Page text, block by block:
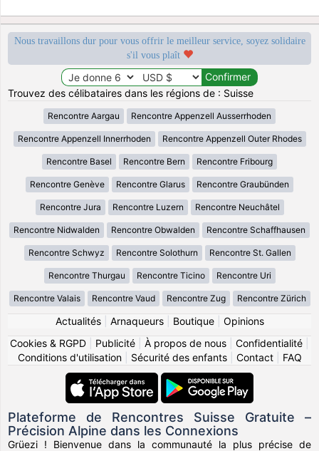
Nous travaillons dur pour vous offrir le meilleur service, soyez solidaire
s'il vous plaît
Trouvez des célibataires dans les régions de : Suisse
Rencontre Aargau Rencontre Appenzell Ausserrhoden
Rencontre Appenzell Innerrhoden Rencontre Appenzell Outer Rhodes
Rencontre Basel Rencontre Bern Rencontre Fribourg
Rencontre Genève Rencontre Glarus Rencontre Graubünden
Rencontre Jura Rencontre Luzern Rencontre Neuchâtel
Rencontre Nidwalden Rencontre Obwalden Rencontre Schaffhausen
Rencontre Schwyz Rencontre Solothurn Rencontre St. Gallen
Rencontre Thurgau Rencontre Ticino Rencontre Uri
Rencontre Valais Rencontre Vaud Rencontre Zug Rencontre Zürich
Actualités| Arnaqueurs| Boutique| Opinions
Cookies & RGPD
Publicité À propos de nous Confidentialité
Conditions d'utilisation| Sécurité des enfants| Contact| FAQ
Plateforme de Rencontres Suisse Gratuite –
Précision Alpine dans les Connexions
Grüezi ! Bienvenue dans la communauté la plus précise de